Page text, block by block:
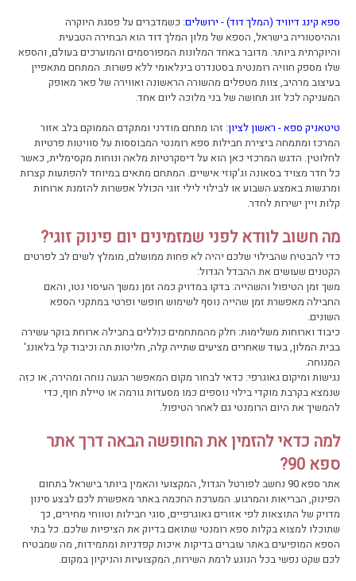
ספא קינג דיוויד (המלך דוד) - ירושלים: כשמדברים על פסגת היוקרה
וההיסטוריה בישראל, הספא של מלון המלך דוד הוא הבחירה הטבעית
והיוקרתית ביותר. מדובר באחד המלונות המפורסמים והמוערכים בעולם, והספא
שלו מספק חוויה רומנטית בסטנדרט בינלאומי ללא פשרות. המתחם מתאפיין
בעיצוב מרהיב, צוות מטפלים מהשורה הראשונה ואווירה של פאר מאופק
המעניקה לכל זוג תחושה של בני מלוכה ליום אחד.
טיטאניק ספא - ראשון לציון: זהו מתחם מודרני ומתקדם הממוקם בלב אזור
המרכז ומתמחה ביצירת חבילות ספא רומנטי המבוססות על סוויטות פרטיות
לחלוטין. הדגש המרכזי כאן הוא על דיסקרטיות מלאה ונוחות מקסימלית, כאשר
כל חדר מצויד בסאונה וג'קוזי אישיים. המתחם מתאים במיוחד להפתעות קצרות
ומרגשות באמצע השבוע או לבילוי לילי זוגי הכולל אפשרות להזמנת ארוחות
קלות ויין ישירות לחדר.
מה חשוב לוודא לפני שמזמינים יום פינוק זוגי?
כדי להבטיח שהבילוי שלכם יהיה לא פחות ממושלם, מומלץ לשים לב לפרטים
הקטנים שעושים את ההבדל הגדול:
משך זמן הטיפול והשהייה: בדקו במדויק כמה זמן נמשך העיסוי נטו, והאם
החבילה מאפשרת זמן שהייה נוסף לשימוש חופשי ופרטי במתקני הספא
השונים.
כיבוד וארוחות משלימות: חלק מהמתחמים כוללים בחבילה ארוחת בוקר עשירה
בבית המלון, בעוד שאחרים מציעים שתייה קלה, חליטות תה וכיבוד קל בלאונג'
המנוחה.
נגישות ומיקום גאוגרפי: כדאי לבחור מקום המאפשר הגעה נוחה ומהירה, או כזה
שנמצא בקרבת מוקדי בילוי נוספים כמו מסעדות גורמה או טיילת חוף, כדי
להמשיך את היום הרומנטי גם לאחר הטיפול.
למה כדאי להזמין את החופשה הבאה דרך אתר
ספא 90?
אתר ספא 90 נחשב לפורטל הגדול, המקצועי והאמין ביותר בישראל בתחום
הפינוק, הבריאות והמרגוע. המערכת החכמה באתר מאפשרת לכם לבצע סינון
מדויק של התוצאות לפי אזורים גאוגרפיים, סוגי חבילות וטווחי מחירים, כך
שתוכלו למצוא בקלות ספא רומנטי שתואם בדיוק את הציפיות שלכם. כל בתי
הספא המופיעים באתר עוברים בדיקות איכות קפדניות ומתמידות, מה שמבטיח
לכם שקט נפשי בכל הנוגע לרמת השירות, המקצועיות והניקיון במקום.